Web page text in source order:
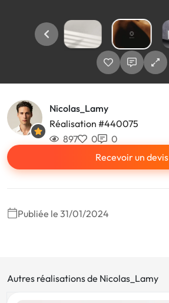
Nicolas_Lamy
Réalisation #440075
897
0
0
Recevoir un devis
Publiée le 31/01/2024
Autres réalisations de Nicolas_Lamy